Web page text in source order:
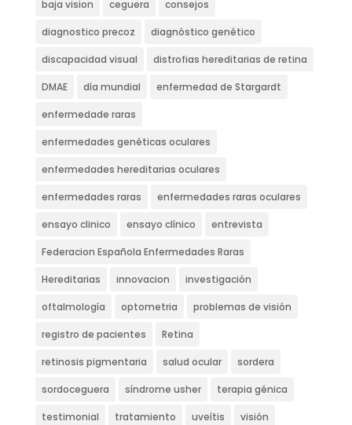
baja vision ceguera consejos
diagnostico precoz diagnóstico genético
discapacidad visual distrofias hereditarias de retina
DMAE día mundial enfermedad de Stargardt
enfermedade raras
enfermedades genéticas oculares
enfermedades hereditarias oculares
enfermedades raras enfermedades raras oculares
ensayo clinico ensayo clínico entrevista
Federacion Española Enfermedades Raras
Hereditarias innovacion investigación
oftalmología optometria problemas de visión
registro de pacientes Retina
retinosis pigmentaria salud ocular sordera
sordoceguera síndrome usher terapia génica
testimonial tratamiento uveítis visión